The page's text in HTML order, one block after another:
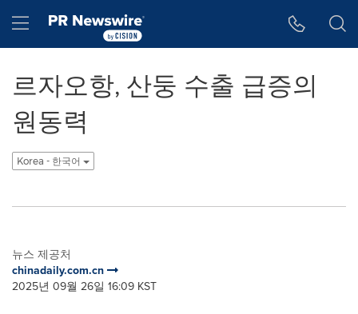
Hamburger menu
르자오항, 산둥 수출 급증의
원동력
Korea - 한국어
뉴스 제공처
chinadaily.com.cn
2025년 09월 26일 16:09 KST